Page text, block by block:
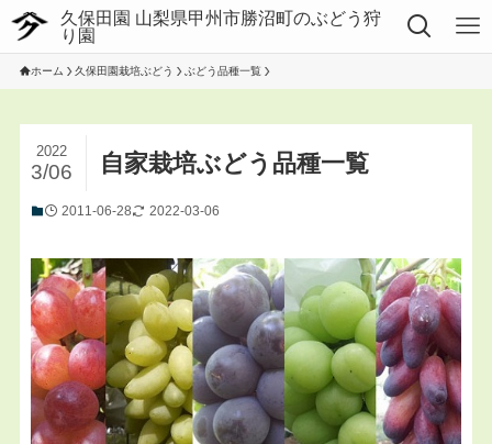
ホーム 久保田園栽培ぶどう ぶどう品種一覧
自家栽培ぶどう品種一覧
2022
3/06
2011-06-28 2022-03-06